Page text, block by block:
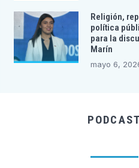
Religión,
política
para la
Marín
mayo 6,
PODCAST